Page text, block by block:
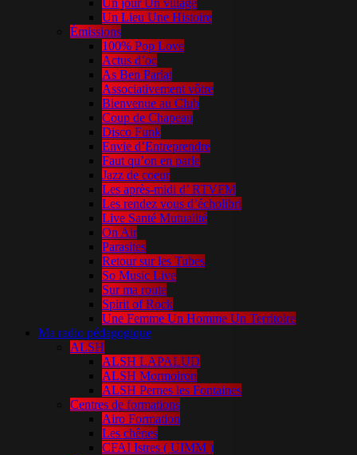
Un jour Un village
Un Lieu Une Histoire
Émissions
100% Pop Love
Actus d’oc
As Ben Parlat
Associativement vôtre
Bienvenue au Club
Coup de Chapeau
Disco Funk
Envie d’Entreprendre
Faut qu’on en parle
Jazz de coeur
Les après-midi d’ RTVFM
Les rendez vous d’écholibri
Live Santé Mutualité
On Air
Parasites
Retour sur les Tubes
So Music Live
Sur ma route
Spirit of Rock
Une Femme Un Homme Un Territoire
Ma radio pédagogique
ALSH
ALSH LAPALUD
ALSH Mormoiron
ALSH Pernes les Fontaines
Centres de formations
Airo Formation
Les chênes
CFAI Istres ( UIMM )